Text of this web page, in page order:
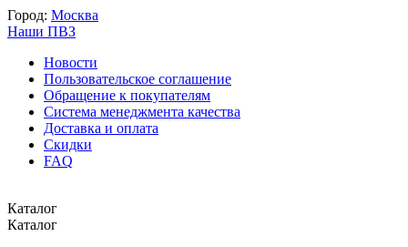
Город: Москва
Наши ПВЗ
Новости
Пользовательское соглашение
Обращение к покупателям
Система менеджмента качества
Доставка и оплата
Скидки
FAQ
Каталог
Каталог